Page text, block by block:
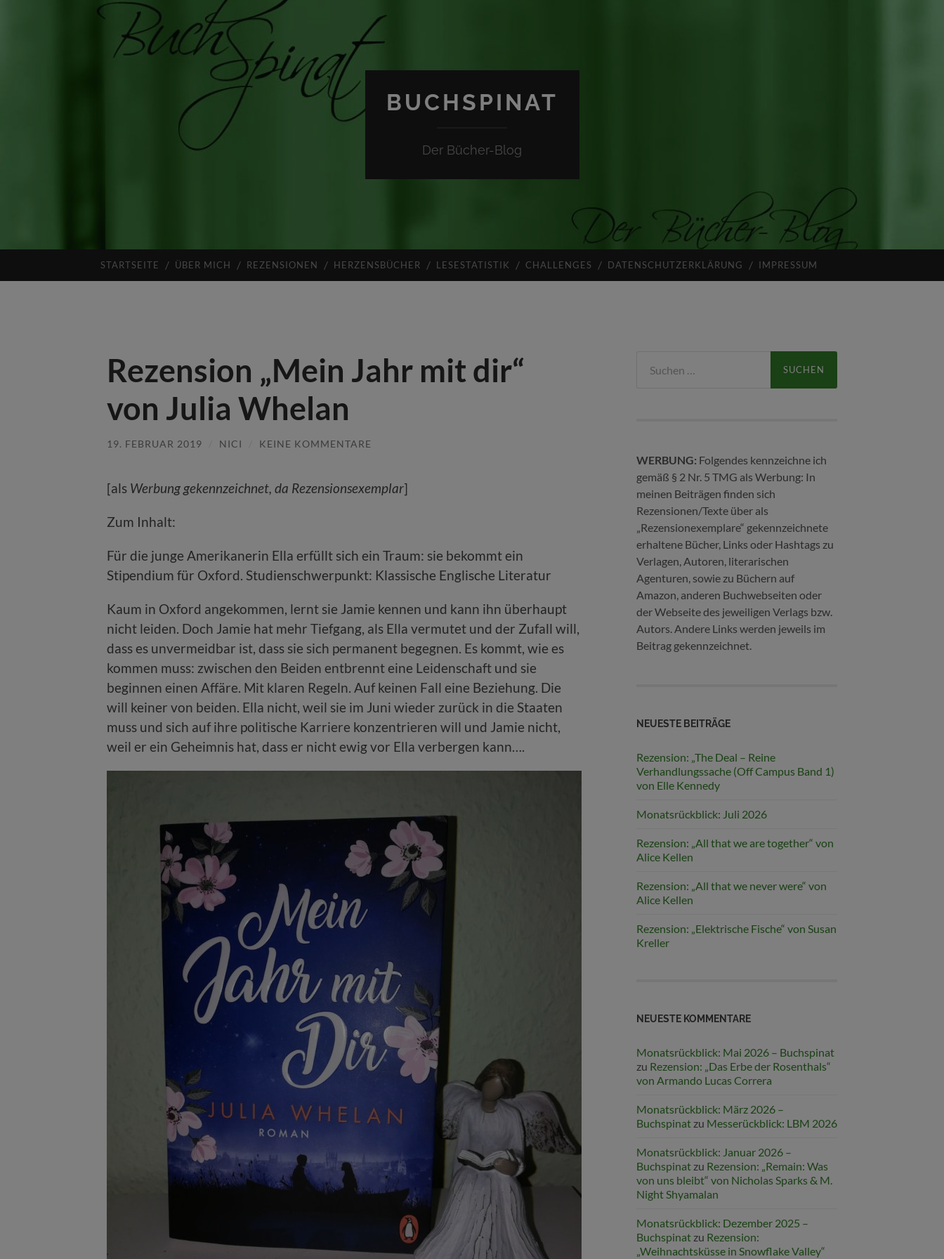
BUCHSPINAT
Der Bücher-Blog
STARTSEITE ÜBER MICH REZENSIONEN HERZENSBÜCHER LESESTATISTIK CHALLENGES DATENSCHUTZERKLÄRUNG IMPRESSUM
Rezension „Mein Jahr mit dir“
von Julia Whelan
19. FEBRUAR 2019 NICI KEINE KOMMENTARE
[als Werbung gekennzeichnet, da Rezensionsexemplar]
Zum Inhalt:
Für die junge Amerikanerin Ella erfüllt sich ein Traum: sie bekommt ein
Stipendium für Oxford. Studienschwerpunkt: Klassische Englische Literatur
Kaum in Oxford angekommen, lernt sie Jamie kennen und kann ihn überhaupt
nicht leiden. Doch Jamie hat mehr Tiefgang, als Ella vermutet und der Zufall will,
dass es unvermeidbar ist, dass sie sich permanent begegnen. Es kommt, wie es
kommen muss: zwischen den Beiden entbrennt eine Leidenschaft und sie
beginnen einen Affäre. Mit klaren Regeln. Auf keinen Fall eine Beziehung. Die
will keiner von beiden. Ella nicht, weil sie im Juni wieder zurück in die Staaten
muss und sich auf ihre politische Karriere konzentrieren will und Jamie nicht,
weil er ein Geheimnis hat, dass er nicht ewig vor Ella verbergen kann….
nach:
WERBUNG: Folgendes kennzeichne ich
gemäß § 2 Nr. 5 TMG als Werbung: In
meinen Beiträgen finden sich
Rezensionen/Texte über als
„Rezensionexemplare“ gekennzeichnete
erhaltene Bücher, Links oder Hashtags zu
Verlagen, Autoren, literarischen
Agenturen, sowie zu Büchern auf
Amazon, anderen Buchwebseiten oder
der Webseite des jeweiligen Verlags bzw.
Autors. Andere Links werden jeweils im
Beitrag gekennzeichnet.
NEUESTE BEITRÄGE
Rezension: „The Deal – Reine
Verhandlungssache (Off Campus Band 1)
von Elle Kennedy
Monatsrückblick: Juli 2026
Rezension: „All that we are together“ von
Alice Kellen
Rezension: „All that we never were“ von
Alice Kellen
Rezension: „Elektrische Fische“ von Susan
Kreller
NEUESTE KOMMENTARE
Monatsrückblick: Mai 2026 – Buchspinat
zu Rezension: „Das Erbe der Rosenthals“
von Armando Lucas Correra
Monatsrückblick: März 2026 –
Buchspinat zu Messerückblick: LBM 2026
Monatsrückblick: Januar 2026 –
Buchspinat zu Rezension: „Remain: Was
von uns bleibt“ von Nicholas Sparks & M.
Night Shyamalan
Monatsrückblick: Dezember 2025 –
Buchspinat zu Rezension:
„Weihnachtsküsse in Snowflake Valley“